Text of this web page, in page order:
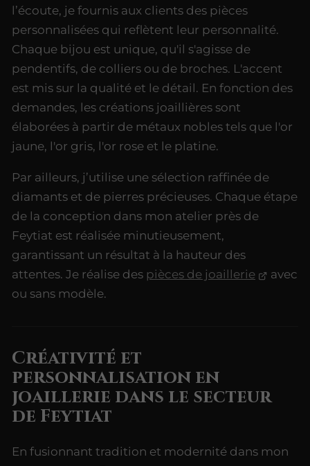
l’écoute, je fournis aux clients des pièces
personnalisées qui reflètent leur personnalité.
Chaque bijou est unique, qu'il s'agisse de
pendentifs, de colliers ou de broches. L'accent
est mis sur la qualité et le détail. En fonction des
demandes, les créations joaillières sont
élaborées à partir de métaux nobles tels que l'or
jaune, l'or gris, l'or rose et le platine.
Par ailleurs, j’utilise une sélection raffinée de
diamants et de pierres précieuses. Chaque étape
de la conception dans mon atelier près de
Feytiat est réalisée minutieusement,
garantissant un résultat à la hauteur des
attentes. Je réalise des pièces de joaillerie
avec
ou sans modèle.
Créativité et
personnalisation en
joaillerie dans le secteur
de Feytiat
En fusionnant tradition et modernité dans mon